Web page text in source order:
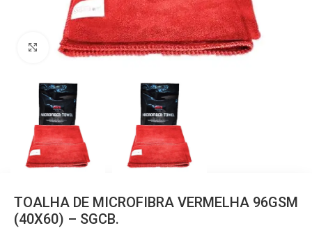
Clique para ampliar
TOALHA DE MICROFIBRA VERMELHA 96GSM
(40X60) – SGCB.